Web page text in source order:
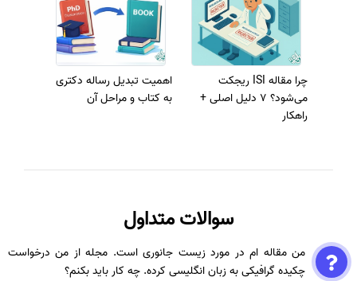
چرا مقاله ISI ریجکت
می‌شود؟ 7 دلیل اصلی +
راهکار
اهمیت تبدیل رساله دکتری
به کتاب و مراحل آن
سوالات متداول
من مقاله ام در مورد زیست جانوری است. مجله از من درخواست
چکیده گرافیکی به زبان انگلیسی کرده. چه کار باید بکنم؟